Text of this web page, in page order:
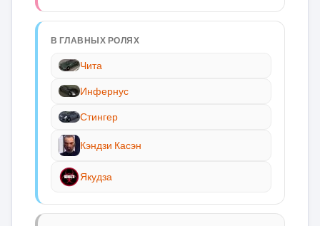
В ГЛАВНЫХ РОЛЯХ
Чита
Инфернус
Стингер
Кэндзи Касэн
Якудза